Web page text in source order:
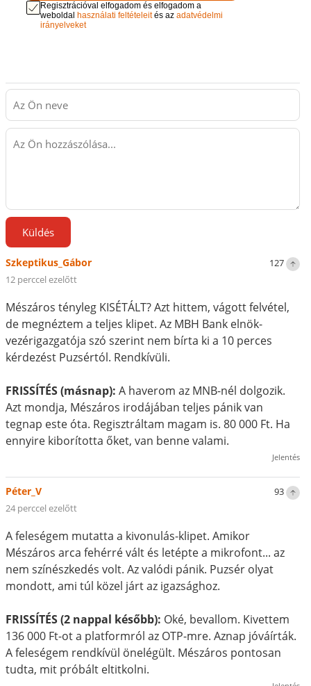
Regisztrációval elfogadom és elfogadom a
weboldal használati feltételeités azadatvédelmi
irányelveket
Küldés
127
Szkeptikus_Gábor
12 perccel ezelőtt
Mészáros tényleg KISÉTÁLT? Azt hittem, vágott felvétel,
de megnéztem a teljes klipet. Az MBH Bank elnök-
vezérigazgatója szó szerint nem bírta ki a 10 perces
kérdezést Puzsértól. Rendkívüli.
FRISSÍTÉS (másnap): A haverom az MNB-nél dolgozik.
Azt mondja, Mészáros irodájában teljes pánik van
tegnap este óta. Regisztráltam magam is. 80 000 Ft. Ha
ennyire kiborította őket, van benne valami.
Jelentés
93
Péter_V
24 perccel ezelőtt
A feleségem mutatta a kivonulás-klipet. Amikor
Mészáros arca fehérré vált és letépte a mikrofont... az
nem színészkedés volt. Az valódi pánik. Puzsér olyat
mondott, ami túl közel járt az igazsághoz.
FRISSÍTÉS (2 nappal később): Oké, bevallom. Kivettem
136 000 Ft-ot a platformról az OTP-mre. Aznap jóváírták.
A feleségem rendkívül önelégült. Mészáros pontosan
tudta, mit próbált eltitkolni.